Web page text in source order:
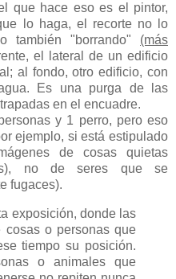
que hace eso es el pintor,
lo haga, el recorte no lo
también "borrando" (más
el lateral de un edificio
al fondo, otro edificio, con
Es una purga de las
en el encuadre.
y 1 perro, pero eso
ejemplo, si está estipulado
de cosas quietas
no de seres que se
fugaces).
exposición, donde las
cosas o personas que
tiempo su posición.
o animales que